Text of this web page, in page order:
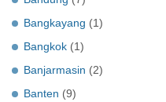
Bangkayang (1)
Bangkok (1)
Banjarmasin (2)
Banten (9)